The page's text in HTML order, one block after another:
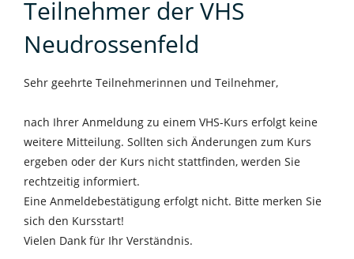
Teilnehmer der VHS
Neudrossenfeld
Sehr geehrte Teilnehmerinnen und Teilnehmer,
nach Ihrer Anmeldung zu einem VHS-Kurs erfolgt keine
weitere Mitteilung. Sollten sich Änderungen zum Kurs
ergeben oder der Kurs nicht stattfinden, werden Sie
rechtzeitig informiert.
Eine Anmeldebestätigung erfolgt nicht. Bitte merken Sie
sich den Kursstart!
Vielen Dank für Ihr Verständnis.